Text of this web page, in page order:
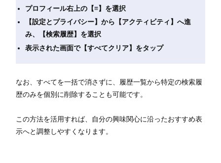
プロフィール右上の【≡】を選択
【設定とプライバシー】から【アクティビティ】へ進
み、【検索履歴】を選択
表示された画面で【すべてクリア】をタップ
なお、すべてを一括で消さずに、履歴一覧から特定の検索履
歴のみを個別に削除することも可能です。
この方法を活用すれば、自分の興味関心に沿ったおすすめ表
示へと調整しやすくなります。